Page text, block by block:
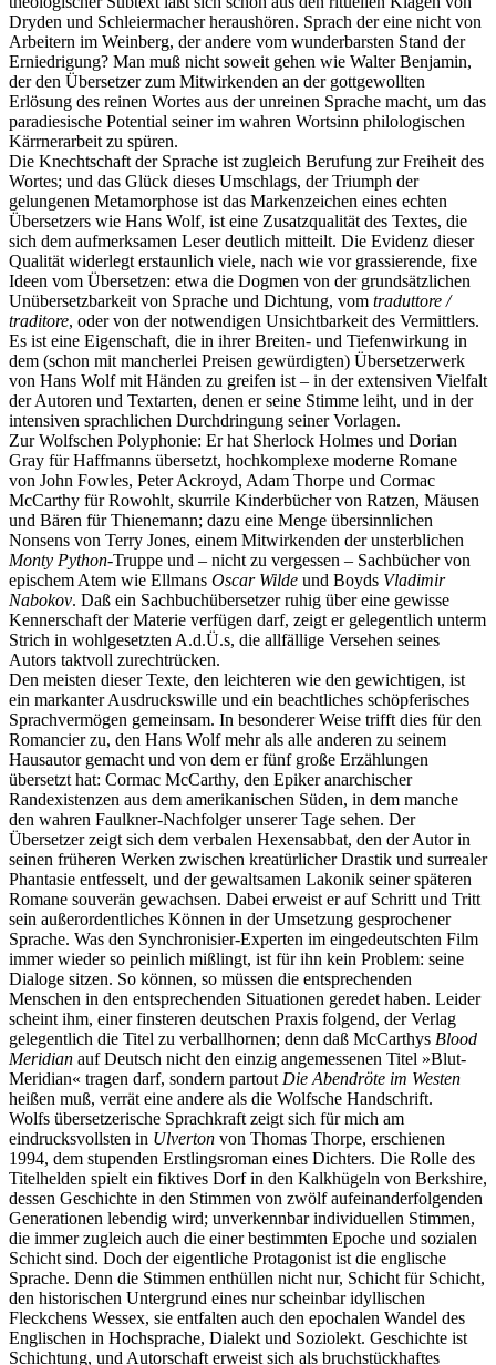
Dryden und Schleiermacher heraushören. Sprach der eine nicht von
Arbeitern im Weinberg, der andere vom wunderbarsten Stand der
Erniedrigung? Man muß nicht soweit gehen wie Walter Benjamin,
der den Übersetzer zum Mitwirkenden an der gottgewollten
Erlösung des reinen Wortes aus der unreinen Sprache macht, um das
paradiesische Potential seiner im wahren Wortsinn philologischen
Kärrnerarbeit zu spüren.
Die Knechtschaft der Sprache ist zugleich Berufung zur Freiheit des
Wortes; und das Glück dieses Umschlags, der Triumph der
gelungenen Metamorphose ist das Markenzeichen eines echten
Übersetzers wie Hans Wolf, ist eine Zusatzqualität des Textes, die
sich dem aufmerksamen Leser deutlich mitteilt. Die Evidenz dieser
Qualität widerlegt erstaunlich viele, nach wie vor grassierende, fixe
Ideen vom Übersetzen: etwa die Dogmen von der grundsätzlichen
Unübersetzbarkeit von Sprache und Dichtung, vom traduttore /
traditore, oder von der notwendigen Unsichtbarkeit des Vermittlers.
Es ist eine Eigenschaft, die in ihrer Breiten- und Tiefenwirkung in
dem (schon mit mancherlei Preisen gewürdigten) Übersetzerwerk
von Hans Wolf mit Händen zu greifen ist – in der extensiven Vielfalt
der Autoren und Textarten, denen er seine Stimme leiht, und in der
intensiven sprachlichen Durchdringung seiner Vorlagen.
Zur Wolfschen Polyphonie: Er hat Sherlock Holmes und Dorian
Gray für Haffmanns übersetzt, hochkomplexe moderne Romane
von John Fowles, Peter Ackroyd, Adam Thorpe und Cormac
McCarthy für Rowohlt, skurrile Kinderbücher von Ratzen, Mäusen
und Bären für Thienemann; dazu eine Menge übersinnlichen
Nonsens von Terry Jones, einem Mitwirkenden der unsterblichen
Monty Python-Truppe und – nicht zu vergessen – Sachbücher von
epischem Atem wie Ellmans Oscar Wilde und Boyds Vladimir
Nabokov. Daß ein Sachbuchübersetzer ruhig über eine gewisse
Kennerschaft der Materie verfügen darf, zeigt er gelegentlich unterm
Strich in wohlgesetzten A.d.Ü.s, die allfällige Versehen seines
Autors taktvoll zurechtrücken.
Den meisten dieser Texte, den leichteren wie den gewichtigen, ist
ein markanter Ausdruckswille und ein beachtliches schöpferisches
Sprachvermögen gemeinsam. In besonderer Weise trifft dies für den
Romancier zu, den Hans Wolf mehr als alle anderen zu seinem
Hausautor gemacht und von dem er fünf große Erzählungen
übersetzt hat: Cormac McCarthy, den Epiker anarchischer
Randexistenzen aus dem amerikanischen Süden, in dem manche
den wahren Faulkner-Nachfolger unserer Tage sehen. Der
Übersetzer zeigt sich dem verbalen Hexensabbat, den der Autor in
seinen früheren Werken zwischen kreatürlicher Drastik und surrealer
Phantasie entfesselt, und der gewaltsamen Lakonik seiner späteren
Romane souverän gewachsen. Dabei erweist er auf Schritt und Tritt
sein außerordentliches Können in der Umsetzung gesprochener
Sprache. Was den Synchronisier-Experten im eingedeutschten Film
immer wieder so peinlich mißlingt, ist für ihn kein Problem: seine
Dialoge sitzen. So können, so müssen die entsprechenden
Menschen in den entsprechenden Situationen geredet haben. Leider
scheint ihm, einer finsteren deutschen Praxis folgend, der Verlag
gelegentlich die Titel zu verballhornen; denn daß McCarthys Blood
Meridian auf Deutsch nicht den einzig angemessenen Titel »Blut-
Meridian« tragen darf, sondern partoutDie Abendröte im Westen
heißen muß, verrät eine andere als die Wolfsche Handschrift.
Wolfs übersetzerische Sprachkraft zeigt sich für mich am
eindrucksvollsten in Ulverton von Thomas Thorpe, erschienen
1994, dem stupenden Erstlingsroman eines Dichters. Die Rolle des
Titelhelden spielt ein fiktives Dorf in den Kalkhügeln von Berkshire,
dessen Geschichte in den Stimmen von zwölf aufeinanderfolgenden
Generationen lebendig wird; unverkennbar individuellen Stimmen,
die immer zugleich auch die einer bestimmten Epoche und sozialen
Schicht sind. Doch der eigentliche Protagonist ist die englische
Sprache. Denn die Stimmen enthüllen nicht nur, Schicht für Schicht,
den historischen Untergrund eines nur scheinbar idyllischen
Fleckchens Wessex, sie entfalten auch den epochalen Wandel des
Englischen in Hochsprache, Dialekt und Soziolekt. Geschichte ist
Schichtung, und Autorschaft erweist sich als bruchstückhaftes